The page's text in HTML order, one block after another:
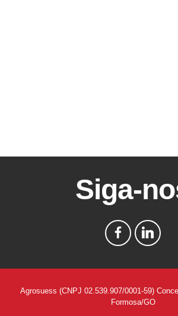
Siga-
Agrosuess (CNPJ 02.539.907/0001-59)
Formosa/GO